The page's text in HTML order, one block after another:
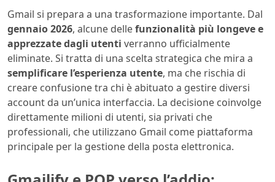
Gmail si prepara a una trasformazione importante. Dal
gennaio 2026, alcune dellefunzionalità più longeve e
apprezzate dagli utenti verranno ufficialmente
eliminate. Si tratta di una scelta strategica che mira a
semplificare l’esperienza utente, ma che rischia di
creare confusione tra chi è abituato a gestire diversi
account da un’unica interfaccia. La decisione coinvolge
direttamente milioni di utenti, sia privati che
professionali, che utilizzano Gmail come piattaforma
principale per la gestione della posta elettronica.